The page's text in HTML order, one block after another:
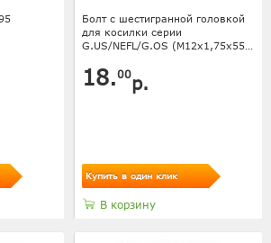
Болт с шестигранной головкой
для косилки серии
G.US/NEFL/G.OS (М12х1,75х55
18.00р.
Купить в один клик
В корзину